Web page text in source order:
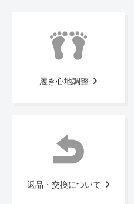
履き心地調整
返品・交換について